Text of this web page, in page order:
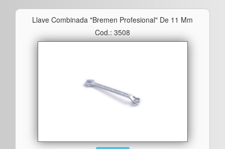
Llave Combinada "bremen Profesional" De 11 Mm
Cod.: 3508